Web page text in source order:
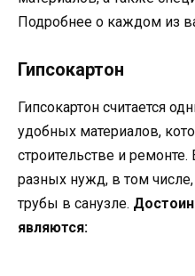
Подробнее о каждом из
Гипсокартон
Гипсокартон считается
удобных материалов,
строительстве и
разных нужд, в том
трубы в санузле.
являются: